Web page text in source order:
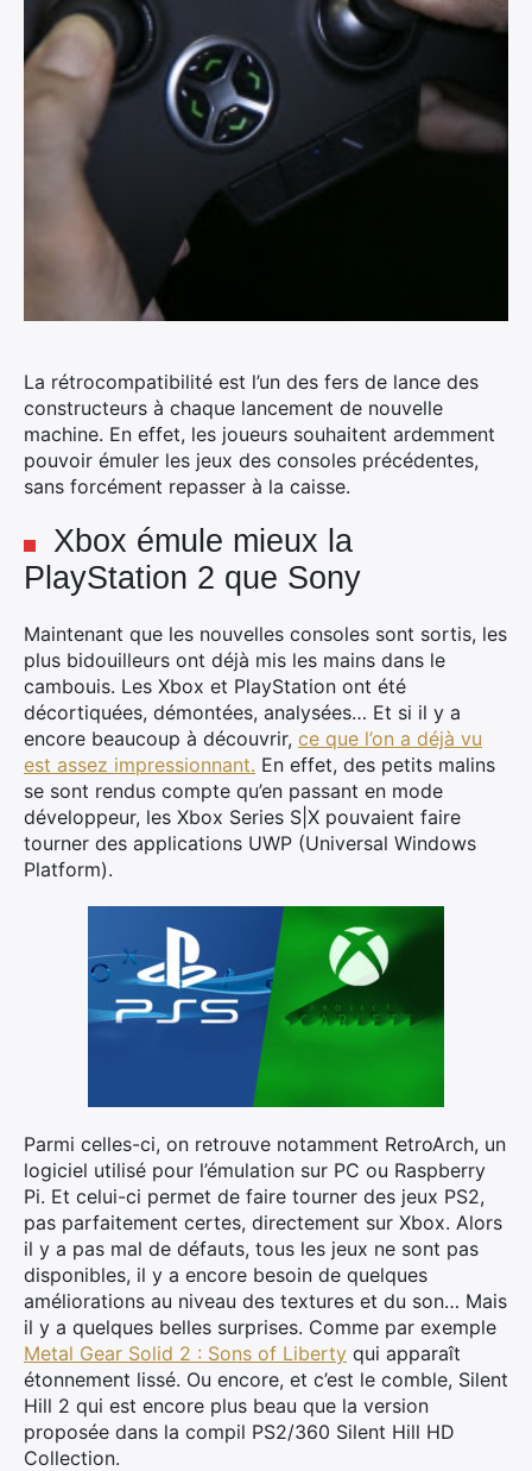
La rétrocompatibilité est l’un des fers de lance des
constructeurs à chaque lancement de nouvelle
machine. En effet, les joueurs souhaitent ardemment
pouvoir émuler les jeux des consoles précédentes,
sans forcément repasser à la caisse.
Xbox émule mieux la
PlayStation 2 que Sony
Maintenant que les nouvelles consoles sont sortis, les
plus bidouilleurs ont déjà mis les mains dans le
cambouis. Les Xbox et PlayStation ont été
décortiquées, démontées, analysées… Et si il y a
encore beaucoup à découvrir, ce que l’on a déjà vu
est assez impressionnant. En effet, des petits malins
se sont rendus compte qu’en passant en mode
développeur, les Xbox Series S|X pouvaient faire
tourner des applications UWP (Universal Windows
Platform).
Parmi celles-ci, on retrouve notamment RetroArch, un
logiciel utilisé pour l’émulation sur PC ou Raspberry
Pi. Et celui-ci permet de faire tourner des jeux PS2,
pas parfaitement certes, directement sur Xbox. Alors
il y a pas mal de défauts, tous les jeux ne sont pas
disponibles, il y a encore besoin de quelques
améliorations au niveau des textures et du son… Mais
il y a quelques belles surprises. Comme par exemple
Metal Gear Solid 2 : Sons of Liberty qui apparaît
étonnement lissé. Ou encore, et c’est le comble, Silent
Hill 2 qui est encore plus beau que la version
proposée dans la compil PS2/360 Silent Hill HD
Collection.